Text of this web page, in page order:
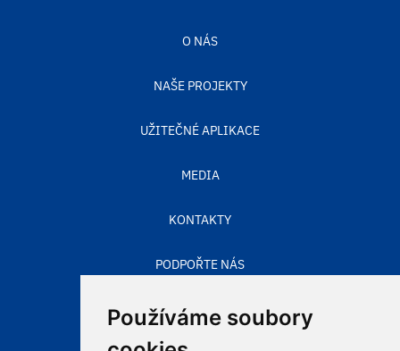
Používáme soubory
O NÁS
NAŠE PROJEKTY
UŽITEČNÉ APLIKACE
MEDIA
KONTAKTY
PODPOŘTE NÁS
STAV OVZDUŠÍ